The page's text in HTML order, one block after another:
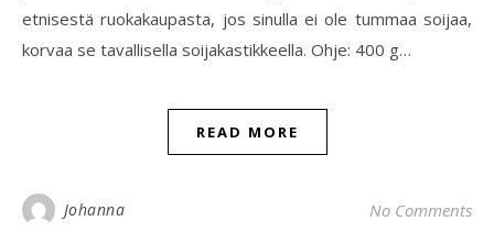
etnisestä ruokakaupasta, jos sinulla ei ole tummaa soijaa,
korvaa se tavallisella soijakastikkeella. Ohje: 400 g…
READ MORE
Johanna No Comments